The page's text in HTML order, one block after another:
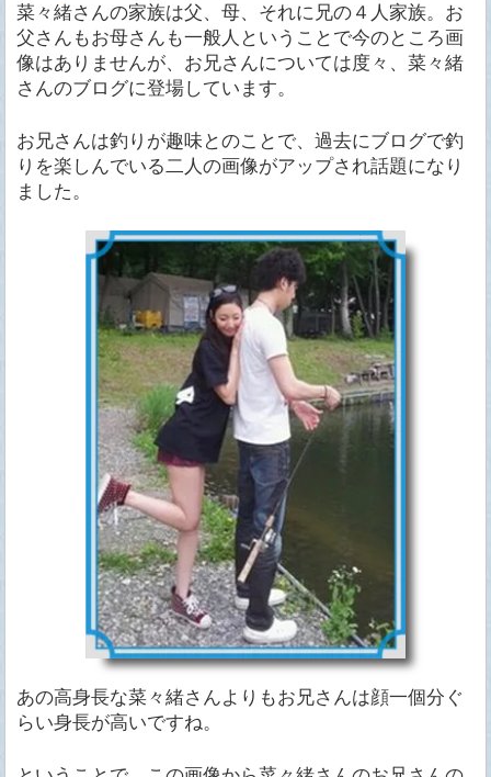
菜々緒さんの家族は父、母、それに兄の４人家族。お
父さんもお母さんも一般人ということで今のところ画
像はありませんが、お兄さんについては度々、菜々緒
さんのブログに登場しています。
お兄さんは釣りが趣味とのことで、過去にブログで釣
りを楽しんでいる二人の画像がアップされ話題になり
ました。
あの高身長な菜々緒さんよりもお兄さんは顔一個分ぐ
らい身長が高いですね。